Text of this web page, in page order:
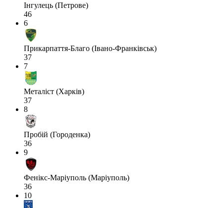
Інгулець (Петрове)
46
6
Прикарпаття-Благо (Івано-Франківськ)
37
7
Металіст (Харків)
37
8
Пробій (Городенка)
36
9
Фенікс-Маріуполь (Маріуполь)
36
10